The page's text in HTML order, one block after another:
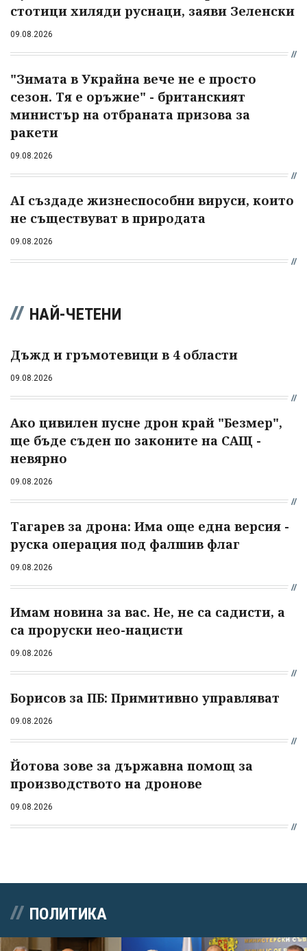
стотици хиляди руснаци, заяви Зеленски
09.08.2026
"Зимата в Украйна вече не е просто
сезон. Тя е оръжие" - британският
министър на отбраната призова за
ракети
09.08.2026
AI създаде жизнеспособни вируси, които
не съществуват в природата
09.08.2026
НАЙ-ЧЕТЕНИ
Дъжд и гръмотевици в 4 области
09.08.2026
Ако цивилен пусне дрон край "Безмер",
ще бъде съден по законите на САЩ -
невярно
09.08.2026
Тагарев за дрона: Има още една версия -
руска операция под фалшив флаг
09.08.2026
Имам новина за вас. Не, не са садисти, а
са проруски нео-нацисти
09.08.2026
Борисов за ПБ: Примитивно управляват
09.08.2026
Йотова зове за държавна помощ за
производството на дронове
09.08.2026
ПОЛИТИКА